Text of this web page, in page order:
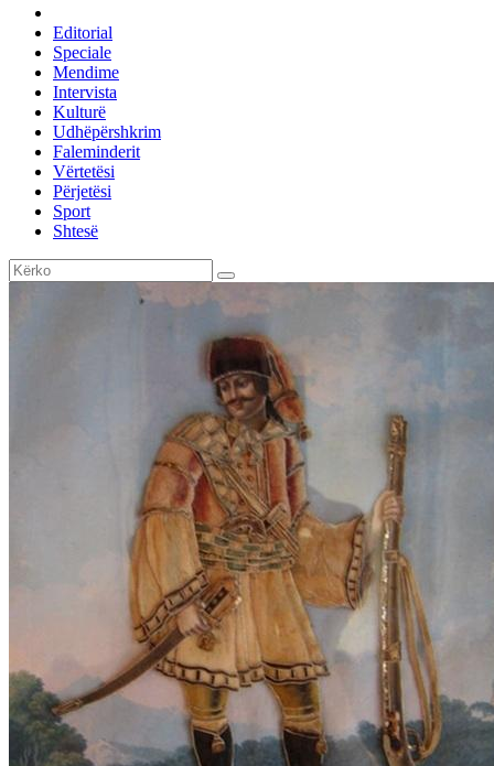
Editorial
Speciale
Mendime
Intervista
Kulturë
Udhëpërshkrim
Faleminderit
Vërtetësi
Përjetësi
Sport
Shtesë